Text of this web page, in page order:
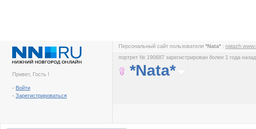
Привет, Гость !
- Войти
- Зарегистрироваться
Персональный сайт пользователя *Nata* :
портрет № 190687 зарегистрирован более 1 года назад
*Nata*